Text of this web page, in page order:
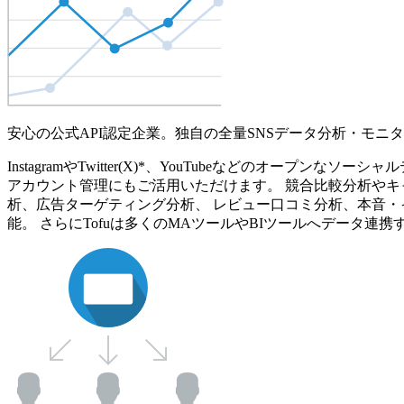
安心の公式API認定企業。独自の全量SNSデータ分析・モニ
InstagramやTwitter(X)*、YouTubeなどのオープンなソーシ
アカウント管理にもご活用いただけます。 競合比較分析や
析、広告ターゲティング分析、 レビュー口コミ分析、本音
能。 さらにTofuは多くのMAツールやBIツールへデータ連